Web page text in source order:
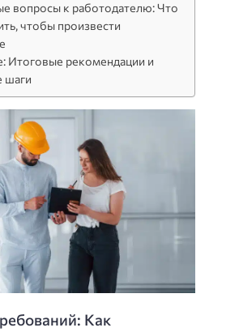
вопросы к работодателю: Что
чтобы произвести
Итоговые рекомендации и
шаги
Как